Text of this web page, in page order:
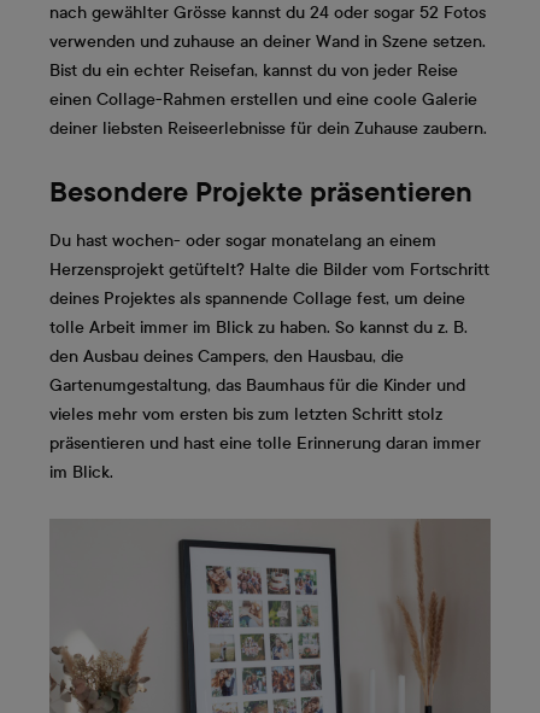
nach gewählter Grösse kannst du 24 oder sogar 52 Fotos
verwenden und zuhause an deiner Wand in Szene setzen.
Bist du ein echter Reisefan, kannst du von jeder Reise
einen Collage-Rahmen erstellen und eine coole Galerie
deiner liebsten Reiseerlebnisse für dein Zuhause zaubern.
Besondere Projekte präsentieren
Du hast wochen- oder sogar monatelang an einem
Herzensprojekt getüftelt? Halte die Bilder vom Fortschritt
deines Projektes als spannende Collage fest, um deine
tolle Arbeit immer im Blick zu haben. So kannst du z. B.
den Ausbau deines Campers, den Hausbau, die
Gartenumgestaltung, das Baumhaus für die Kinder und
vieles mehr vom ersten bis zum letzten Schritt stolz
präsentieren und hast eine tolle Erinnerung daran immer
im Blick.